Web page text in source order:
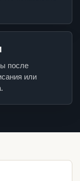
после
или